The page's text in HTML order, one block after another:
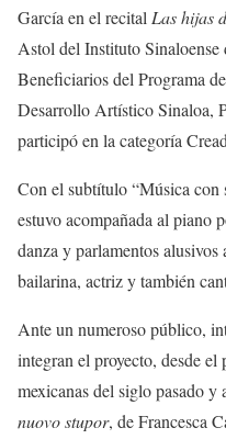
García en el recitalLas hijas
Astol del Instituto
Beneficiarios del Programa
Desarrollo Artístico Sinaloa,
participó en la categoría
Con el subtítulo “Música con
estuvo acompañada al piano
danza y parlamentos
bailarina, actriz y también
Ante un numeroso público,
integran el proyecto, desde
mexicanas del siglo pasado y
nuovo stupor, de Francesca